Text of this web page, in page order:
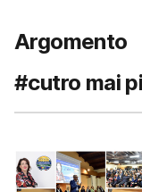
Argomento
#cutro mai